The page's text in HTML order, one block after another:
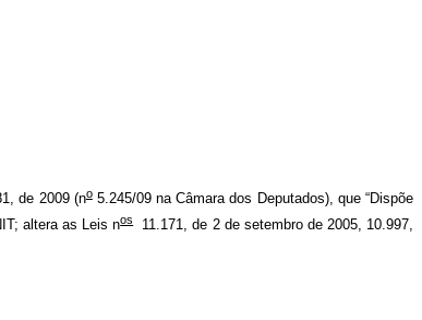
de 2009 (no5.245/09 na Câmara dos Deputados), que “Dispõe
altera as Leis nos11.171, de 2 de setembro de 2005, 10.997,